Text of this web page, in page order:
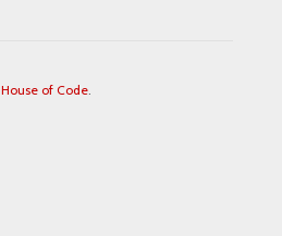
House of Code.